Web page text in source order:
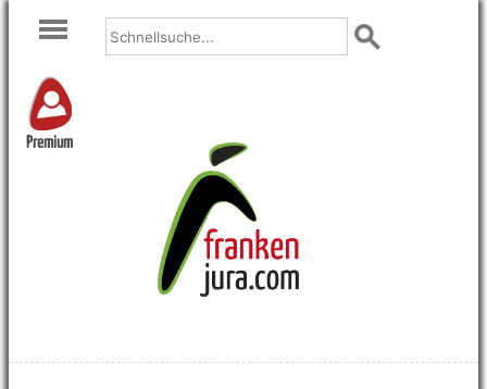
Premium